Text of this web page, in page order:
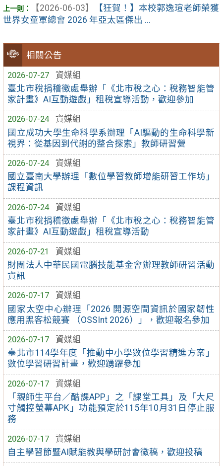
相關公告
2026-07-27
資媒組
臺北市稅捐稽徵處舉辦「《北市稅之心：稅務智能管
家計畫》AI互動遊戲」租稅宣導活動，歡迎參加
2026-07-24
資媒組
國立成功大學生命科學系辦理「AI驅動的生命科學新
視界：從基因到代謝的整合探索」教師研習營
2026-07-24
資媒組
國立臺南大學辦理「數位學習教師增能研習工作坊」
課程資訊
2026-07-24
資媒組
臺北市稅捐稽徵處舉辦「《北市稅之心：稅務智能管
家計畫》AI互動遊戲」租稅宣導活動
2026-07-21
資媒組
財團法人中華民國電腦技能基金會辦理教師研習活動
資訊
2026-07-17
資媒組
國家太空中心辦理「2026 開源空間資訊於國家韌性
應用黑客松競賽 （OSSInt 2026）」，歡迎報名參加
2026-07-17
資媒組
臺北市114學年度「推動中小學數位學習精進方案」
數位學習研習計畫，歡迎踴躍參加
2026-07-17
資媒組
「親師生平台／酷課APP」之「課堂工具」及「大尺
寸觸控螢幕APK」功能預定於115年10月31日停止服
務
2026-07-17
資媒組
自主學習節暨AI賦能教與學研討會徵稿，歡迎投稿
【2026-06-03】
【狂賀！】本校郭逸瑄老師榮獲
世界女童軍總會 2026 年亞太區傑出 ...